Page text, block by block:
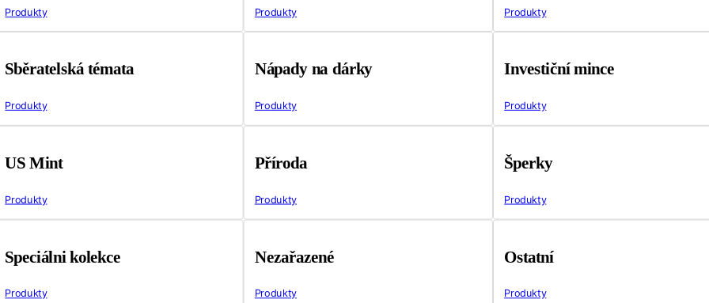
Produkty Produkty Produkty
Sběratelská témata
Produkty
Nápady na dárky
Produkty
Investiční mince
Produkty
US Mint
Produkty
Příroda
Produkty
Šperky
Produkty
Speciálni kolekce
Produkty
Nezařazené
Produkty
Ostatní
Produkty